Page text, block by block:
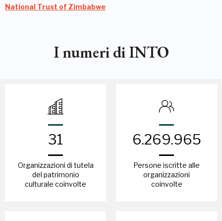
National Trust of Zimbabwe
I numeri di INTO
31
organizzazioni di tutela
del patrimonio
culturale coinvolte
6.269.965
persone iscritte alle
organizzazioni
coinvolte